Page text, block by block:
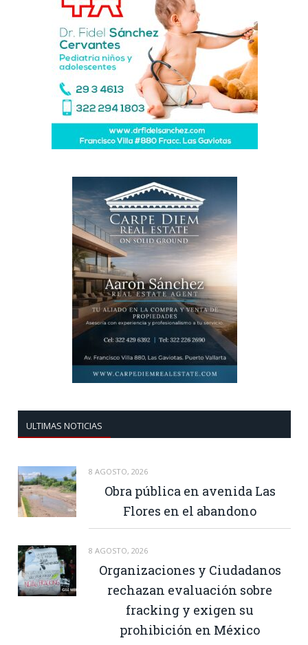
ULTIMAS NOTICIAS
8 AGOSTO, 2026
Obra pública en avenida Las
Flores en el abandono
8 AGOSTO, 2026
Organizaciones y Ciudadanos
rechazan evaluación sobre
fracking y exigen su
prohibición en México